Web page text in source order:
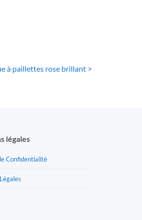
à paillettes rose brillant >
légales
Confidentialité